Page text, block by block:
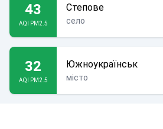
43
AQI PM2.5
Степове
село
32
AQI PM2.5
Южноукраїнськ
місто